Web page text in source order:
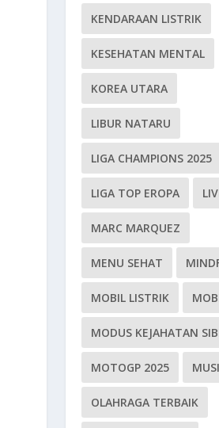
KENDARAAN LISTRIK
KESEHATAN MENTAL
KOREA UTARA
LIBUR NATARU
LIGA CHAMPIONS 2025
LIGA TOP EROPA
MARC MARQUEZ
MENU SEHAT
MOBIL LISTRIK
MODUS KEJAHATAN
MOTOGP 2025
OLAHRAGA TERBAIK